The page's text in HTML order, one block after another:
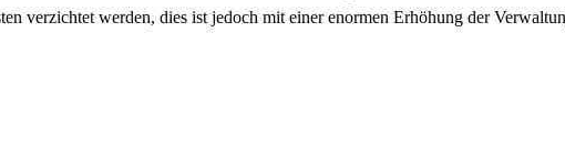
verzichtet werden, dies ist jedoch mit einer enormen Erhöhung der